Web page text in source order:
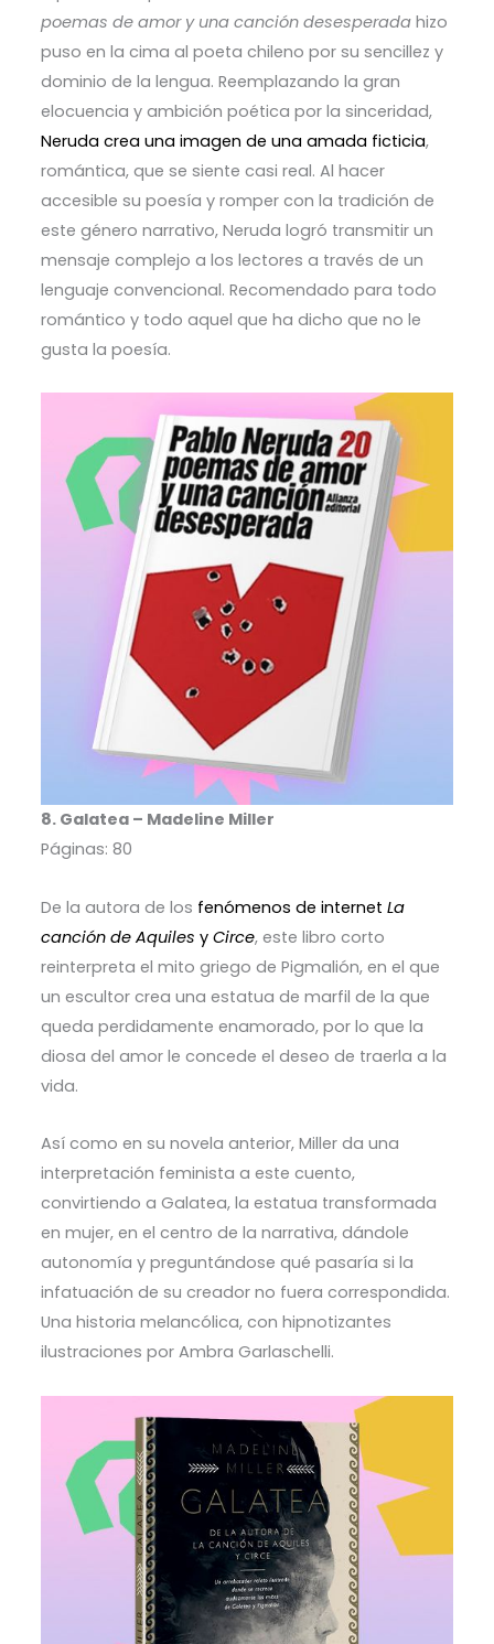
poemas de amor y una canción desesperada hizo
puso en la cima al poeta chileno por su sencillez y
dominio de la lengua. Reemplazando la gran
elocuencia y ambición poética por la sinceridad,
Neruda crea una imagen de una amada ficticia,
romántica, que se siente casi real. Al hacer
accesible su poesía y romper con la tradición de
este género narrativo, Neruda logró transmitir un
mensaje complejo a los lectores a través de un
lenguaje convencional. Recomendado para todo
romántico y todo aquel que ha dicho que no le
gusta la poesía.
8. Galatea – Madeline Miller
Páginas: 80
De la autora de los fenómenos de internet La
canción de Aquiles y Circe, este libro corto
reinterpreta el mito griego de Pigmalión, en el que
un escultor crea una estatua de marfil de la que
queda perdidamente enamorado, por lo que la
diosa del amor le concede el deseo de traerla a la
vida.
Así como en su novela anterior, Miller da una
interpretación feminista a este cuento,
convirtiendo a Galatea, la estatua transformada
en mujer, en el centro de la narrativa, dándole
autonomía y preguntándose qué pasaría si la
infatuación de su creador no fuera correspondida.
Una historia melancólica, con hipnotizantes
ilustraciones por Ambra Garlaschelli.